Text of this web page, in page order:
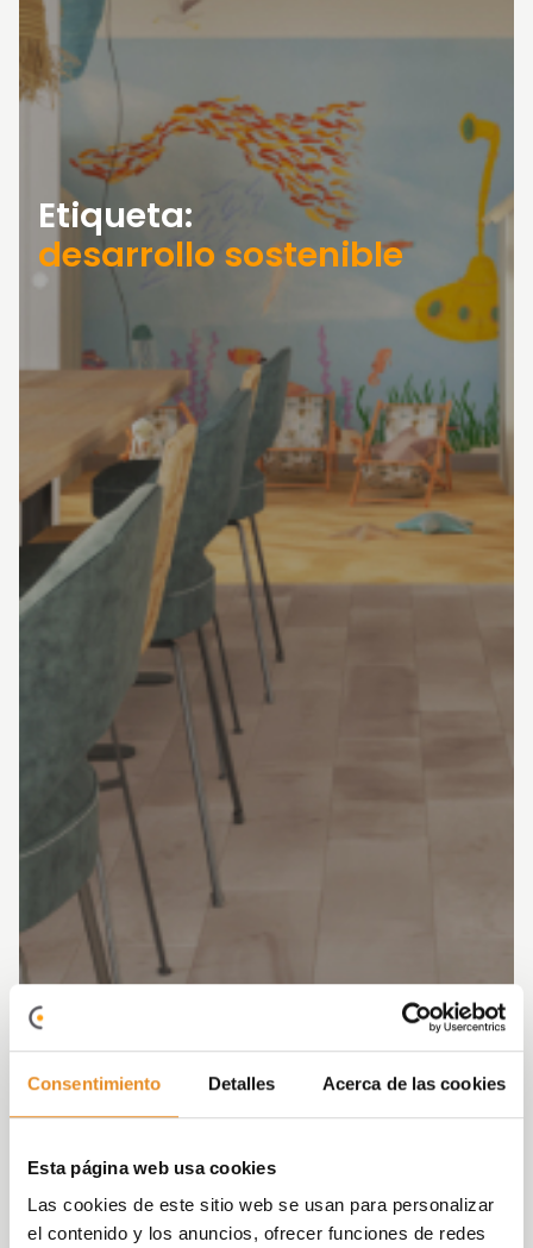
Consentimiento Detalles Acerca de las cookies
Esta página web usa cookies
Las cookies de este sitio web se usan para personalizar
el contenido y los anuncios, ofrecer funciones de redes
Etiqueta:
desarrollo sostenible